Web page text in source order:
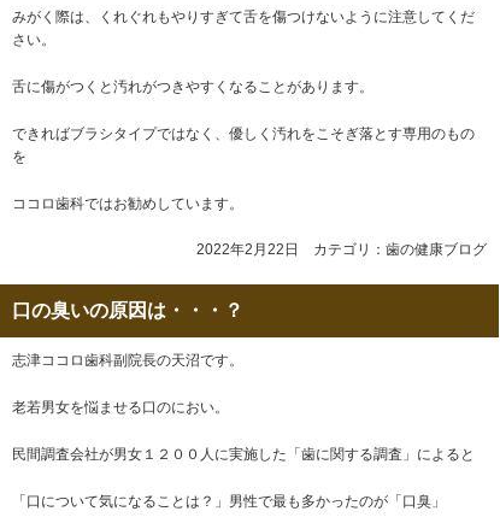
みがく際は、くれぐれもやりすぎて舌を傷つけないように注意してくだ
さい。
舌に傷がつくと汚れがつきやすくなることがあります。
できればブラシタイプではなく、優しく汚れをこそぎ落とす専用のもの
を
ココロ歯科ではお勧めしています。
2022年2月22日 カテゴリ： 歯の健康ブログ
口の臭いの原因は・・・？
志津ココロ歯科副院長の天沼です。
老若男女を悩ませる口のにおい。
民間調査会社が男女１２００人に実施した「歯に関する調査」によると
「口について気になることは？」男性で最も多かったのが「口臭」